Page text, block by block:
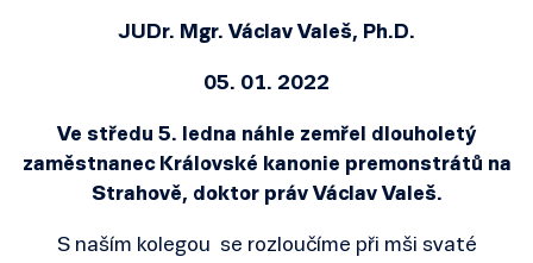
JUDr. Mgr. Václav Valeš, Ph.D.
05. 01. 2022
Ve středu 5. ledna náhle zemřel dlouholetý
zaměstnanec Královské kanonie premonstrátů na
Strahově, doktor práv Václav Valeš.
S naším kolegou se rozloučíme při mši svaté